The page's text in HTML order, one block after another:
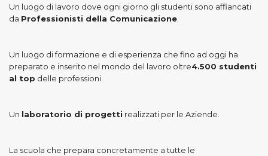
Un luogo di lavoro dove ogni giorno gli studenti sono affiancati
da Professionisti della Comunicazione
Un luogo di formazione e di esperienza che fino ad oggi ha
preparato e inserito nel mondo del lavoro oltre4.500 studenti
al top delle professioni.
Un laboratorio di progetti realizzati per le Aziende.
La scuola che prepara concretamente a tutte le